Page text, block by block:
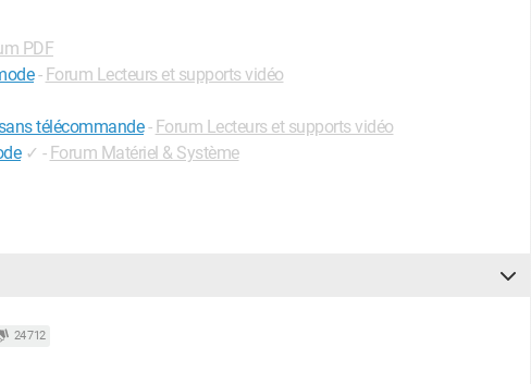
PDF
- Forum Lecteurs et supports vidéo
télécommande - Forum Lecteurs et supports vidéo
✓ - Forum Matériel & Système
24 712